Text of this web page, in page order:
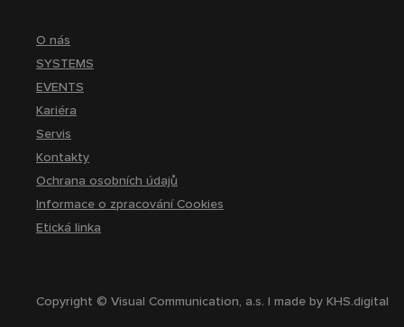
O nás
SYSTEMS
EVENTS
Kariéra
Servis
Kontakty
Ochrana osobních údajů
Informace o zpracování Cookies
Etická linka
Copyright © Visual Communication, a.s. | made byKHS.digital